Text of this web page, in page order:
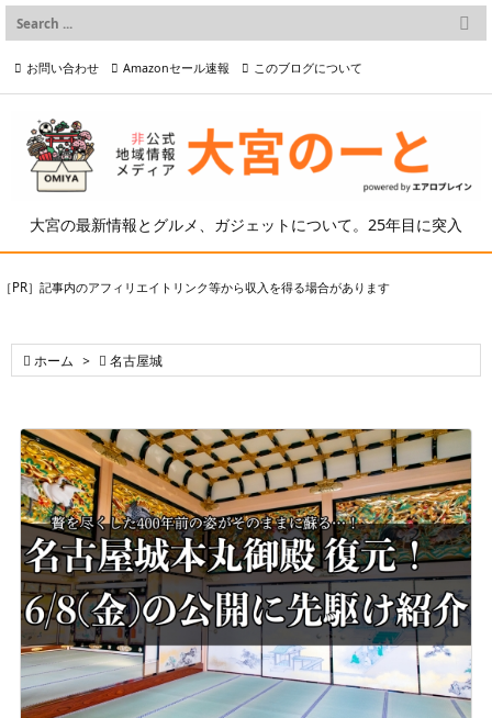
大宮の最新情報とグルメ、ガジェットについて。25年目に突入

メニュー

検索
お問い合わせ Amazonセール速報 このブログについて
プライバシーポリシー等
［PR］記事内のアフィリエイトリンク等から収入を得る場合があります
 ホーム >  名古屋城